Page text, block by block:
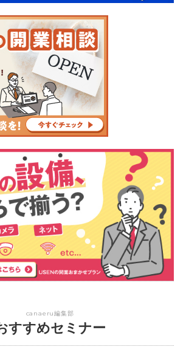
canaeru編集部
すすめセミナー